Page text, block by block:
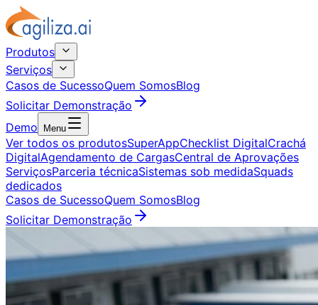
Produtos
Serviços
Casos de SucessoQuem SomosBlog
Solicitar Demonstração
Demo
Menu
Ver todos os produtosSuperAppChecklist DigitalCrachá
DigitalAgendamento de CargasCentral de Aprovações
ServiçosParceria técnicaSistemas sob medidaSquads
dedicados
Casos de SucessoQuem SomosBlog
Solicitar Demonstração